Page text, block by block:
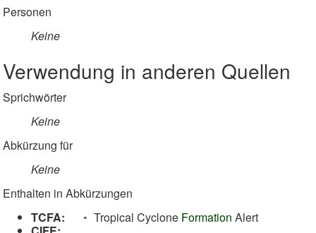
Personen
Keine
Verwendung in anderen Quellen
Sprichwörter
Keine
Abkürzung für
Keine
Enthalten in Abkürzungen
TCFA:
Tropical Cyclone Formation Alert